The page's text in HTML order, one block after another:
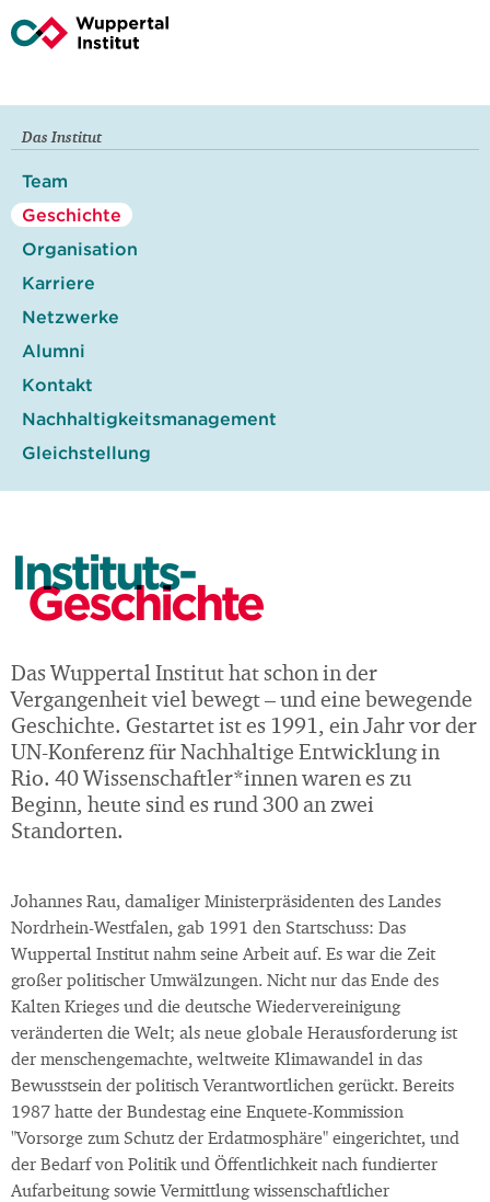
Das Institut
Team
Geschichte
Organisation
Karriere
Netzwerke
Alumni
Kontakt
Nachhaltigkeitsmanagement
Gleichstellung
Instituts-
Geschichte
Das Wuppertal Institut hat schon in der
Vergangenheit viel bewegt – und eine bewegende
Geschichte. Gestartet ist es 1991, ein Jahr vor der
UN-Konferenz für Nachhaltige Entwicklung in
Rio. 40 Wissenschaftler*innen waren es zu
Beginn, heute sind es rund 300 an zwei
Standorten.
Johannes Rau, damaliger Ministerpräsidenten des Landes
Nordrhein-Westfalen, gab 1991 den Startschuss: Das
Wuppertal Institut nahm seine Arbeit auf. Es war die Zeit
großer politischer Umwälzungen. Nicht nur das Ende des
Kalten Krieges und die deutsche Wiedervereinigung
veränderten die Welt; als neue globale Herausforderung ist
der menschengemachte, weltweite Klimawandel in das
Bewusstsein der politisch Verantwortlichen gerückt. Bereits
1987 hatte der Bundestag eine Enquete-Kommission
"Vorsorge zum Schutz der Erdatmosphäre" eingerichtet, und
der Bedarf von Politik und Öffentlichkeit nach fundierter
Aufarbeitung sowie Vermittlung wissenschaftlicher